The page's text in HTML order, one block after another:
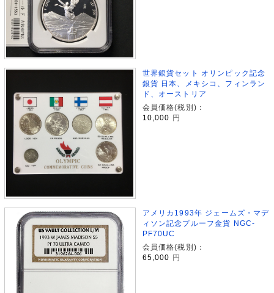
世界銀貨セット オリンピック記念
銀貨 日本、メキシコ、フィンラン
ド、オーストリア
会員価格(税別)：
10,000 円
アメリカ1993年 ジェームズ・マデ
ィソン記念プルーフ金貨 NGC-
PF70UC
会員価格(税別)：
65,000 円